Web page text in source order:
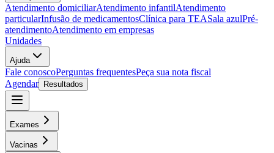
Atendimento domiciliarAtendimento infantilAtendimento
particularInfusão de medicamentosClínica para TEASala azulPré-
atendimentoAtendimento em empresas
Unidades
Ajuda
Fale conoscoPerguntas frequentesPeça sua nota fiscal
Agendar
Resultados
Exames
Vacinas